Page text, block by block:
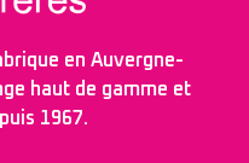
en Auvergne-
haut de gamme et
1967.